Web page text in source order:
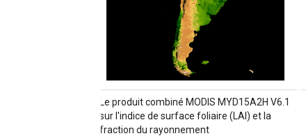
Le produit combiné MODIS MYD15A2H V6.1
sur l'indice de surface foliaire (LAI) et la
fraction du rayonnement